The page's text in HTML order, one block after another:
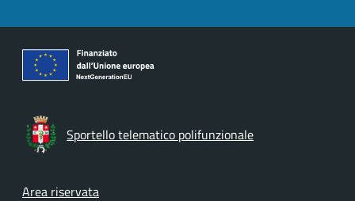
Sportello telematico polifunzionale
Area riservata